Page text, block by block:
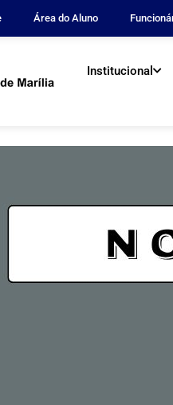
Área do Aluno
Institucional